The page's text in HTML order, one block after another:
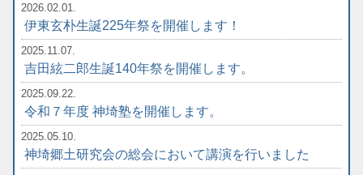
2026.02.01.
伊東玄朴生誕225年祭を開催します！
2025.11.07.
吉田絃二郎生誕140年祭を開催します。
2025.09.22.
令和７年度 神埼塾を開催します。
2025.05.10.
神埼郷土研究会の総会において講演を行いました